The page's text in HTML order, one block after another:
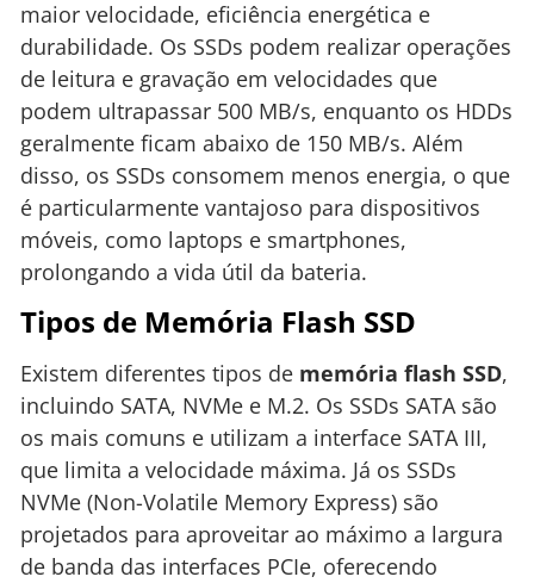
maior velocidade, eficiência energética e
durabilidade. Os SSDs podem realizar operações
de leitura e gravação em velocidades que
podem ultrapassar 500 MB/s, enquanto os HDDs
geralmente ficam abaixo de 150 MB/s. Além
disso, os SSDs consomem menos energia, o que
é particularmente vantajoso para dispositivos
móveis, como laptops e smartphones,
prolongando a vida útil da bateria.
Tipos de Memória Flash SSD
Existem diferentes tipos de memória flash SSD,
incluindo SATA, NVMe e M.2. Os SSDs SATA são
os mais comuns e utilizam a interface SATA III,
que limita a velocidade máxima. Já os SSDs
NVMe (Non-Volatile Memory Express) são
projetados para aproveitar ao máximo a largura
de banda das interfaces PCIe, oferecendo